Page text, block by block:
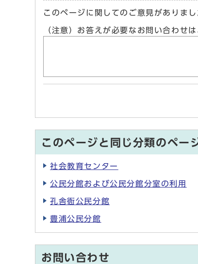
このページに関してのご意見がありまし
（注意）お答えが必要なお問い合わせ
このページと同じ分類のペー
社会教育センター
公民分館および公民分館分室の利用
孔舎衙公民分館
豊浦公民分館
お問い合わせ